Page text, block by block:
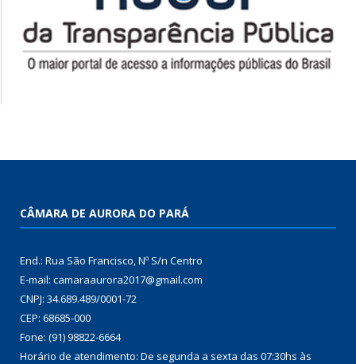
CÂMARA DE AURORA DO PARÁ
End.: Rua São Francisco, Nº S/n Centro
E-mail: camaraaurora2017@gmail.com
CNPJ: 34.689.489/0001-72
CEP: 68685-000
Fone: (91) 98822-6664
Horário de atendimento: De segunda a sexta das 07:30hs às